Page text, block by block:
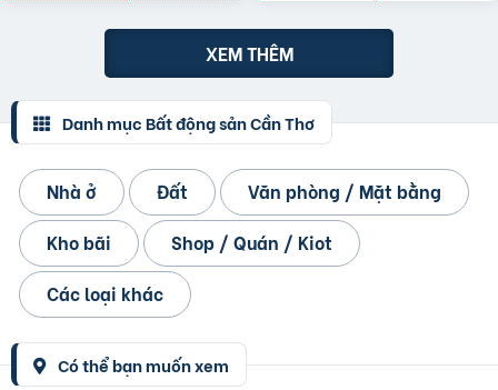
XEM THÊM
Danh mục Bất động sản Cần Thơ
Nhà ở Đất
Văn phòng / Mặt bằng
Kho bãi
Shop / Quán / Kiot
Các loại khác
Có thể bạn muốn xem